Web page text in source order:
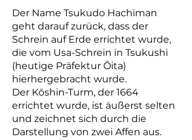
Der Name Tsukudo Hachiman
geht darauf zurück, dass der
Schrein auf Erde errichtet wurde,
die vom Usa-Schrein in Tsukushi
(heutige Präfektur Ōita)
hierhergebracht wurde.
Der Kōshin-Turm, der 1664
errichtet wurde, ist äußerst selten
und zeichnet sich durch die
Darstellung von zwei Affen aus.